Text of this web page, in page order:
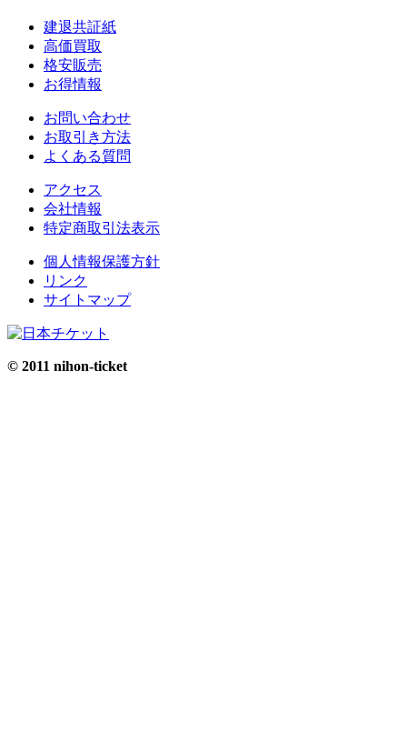
建退共証紙
高価買取
格安販売
お得情報
お問い合わせ
お取引き方法
よくある質問
アクセス
会社情報
特定商取引法表示
個人情報保護方針
リンク
サイトマップ
© 2011 nihon-ticket